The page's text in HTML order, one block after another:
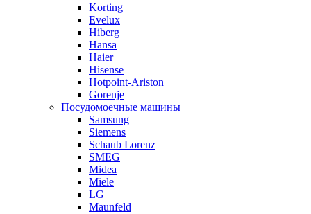
Korting
Evelux
Hiberg
Hansa
Haier
Hisense
Hotpoint-Ariston
Gorenje
Посудомоечные машины
Samsung
Siemens
Schaub Lorenz
SMEG
Midea
Miele
LG
Maunfeld